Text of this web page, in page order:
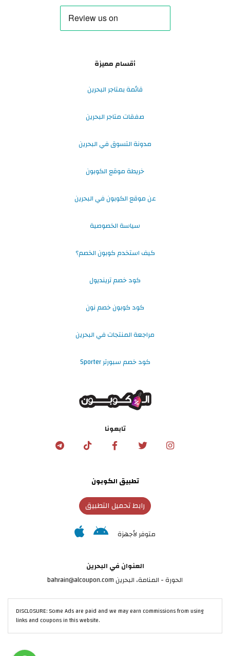
أقسام مميزة
قائمة بمتاجر البحرين
صفقات متاجر البحرين
مدونة التسوق في البحرين
خريطة موقع الكوبون
عن موقع الكوبون في البحرين
سياسة الخصوصية
كيف استخدم كوبون الخصم؟
كود خصم ترينديول
كود كوبون خصم نون
مراجعة المنتجات في البحرين
كود خصم سبورتر Sporter
تابعونا
تطبيق الكوبون
رابط تحميل التطبيق
متوفر لأجهزة
العنوان في البحرين
الحورة - المنامة‎، البحرين bahrain@alcoupon.com
DISCLOSURE: Some Ads are paid and we may earn commissions from using
links and coupons in this website.